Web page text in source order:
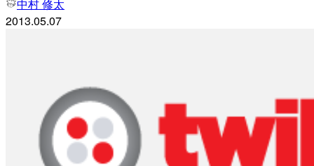
中村 修太
2013.05.07